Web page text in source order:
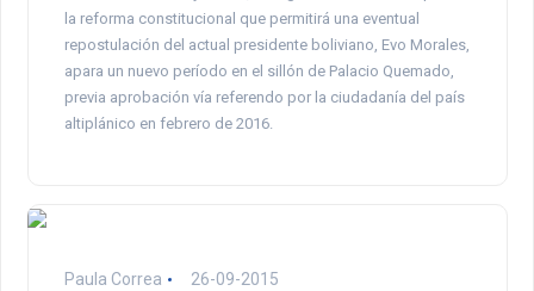
la reforma constitucional que permitirá una eventual
repostulación del actual presidente boliviano, Evo Morales,
apara un nuevo período en el sillón de Palacio Quemado,
previa aprobación vía referendo por la ciudadanía del país
altiplánico en febrero de 2016.
Paula Correa 26-09-2015